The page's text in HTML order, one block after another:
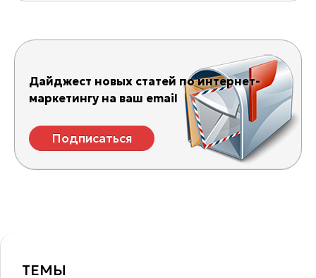
исправить
Что делать, если Яндекс Вебмастер выдает ошибку? В
статье перечислим самые частые ошибки сайта, на
которые указывает Яндекс ...
2024-11-22